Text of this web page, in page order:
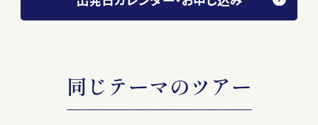
同じテーマのツアー